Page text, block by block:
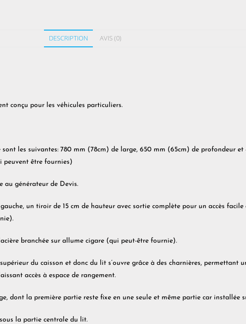
DESCRIPTION AVIS (0)
conçu pour les véhicules particuliers.
les suivantes: 780 mm (78cm) de large, 650 mm (65cm) de profondeur et
peuvent être fournies)
au générateur de Devis.
un tiroir de 15 cm de hauteur avec sortie complète pour un accès
branchée sur allume cigare (qui peut-être fournie).
du caisson et donc du lit s’ouvre grâce à des charnières, permettant
accès à espace de rangement.
dont la première partie reste fixe en une seule et même partie car installée
la partie centrale du lit.